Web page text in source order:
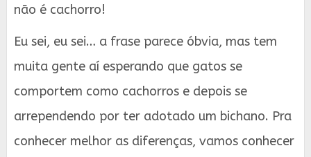
não é cachorro!
Eu sei, eu sei… a frase parece óbvia, mas tem
muita gente aí esperando que gatos se
comportem como cachorros e depois se
arrependendo por ter adotado um bichano. Pra
conhecer melhor as diferenças, vamos conhecer